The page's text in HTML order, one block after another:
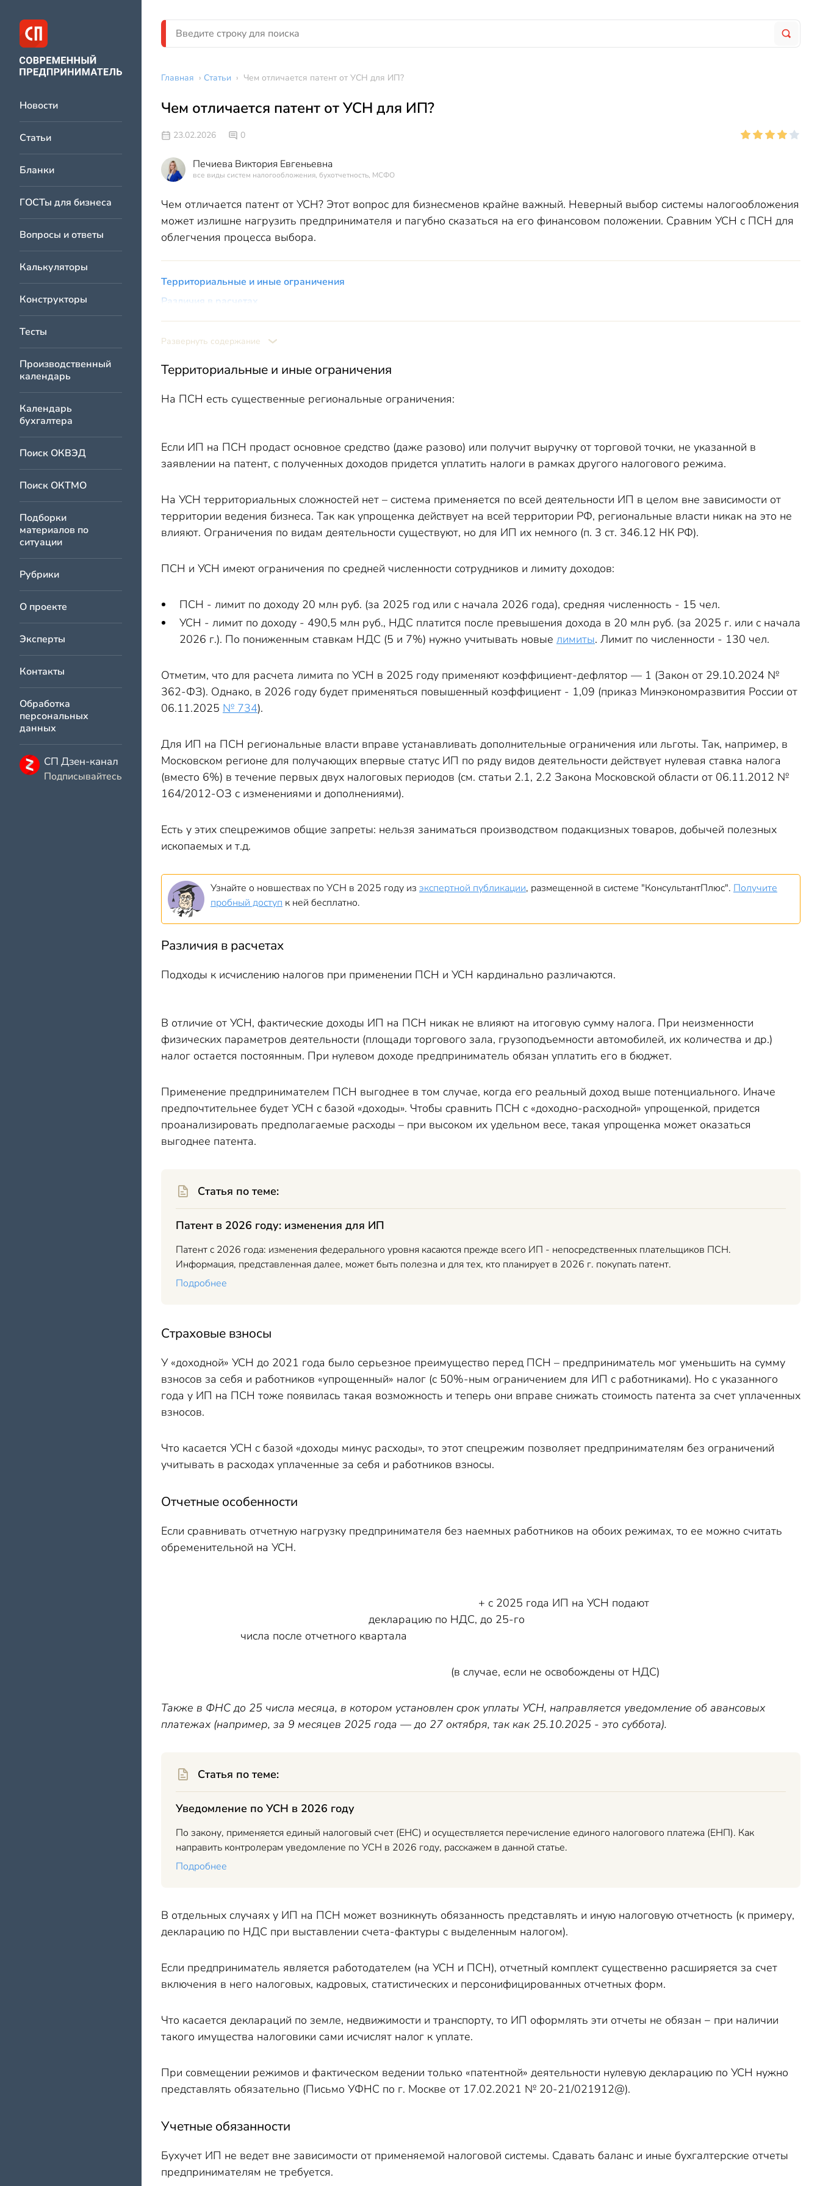
Новости
Статьи
Бланки
ГОСТы для бизнеса
Вопросы и ответы
Калькуляторы
Конструкторы
Тесты
Производственный
календарь
Календарь
бухгалтера
Поиск ОКВЭД
Поиск ОКТМО
Подборки
материалов по
ситуации
Рубрики
О проекте
Эксперты
Контакты
Обработка
персональных
данных
СП Дзен-канал
Подписывайтесь
Главная › Статьи › Чем отличается патент от УСН для ИП?
Чем отличается патент от УСН для ИП?
23.02.2026 0
Печиева Виктория Евгеньевна
все виды систем налогообложения, бухотчетность, МСФО
Чем отличается патент от УСН? Этот вопрос для бизнесменов крайне важный. Неверный выбор системы налогообложения
может излишне нагрузить предпринимателя и пагубно сказаться на его финансовом положении. Сравним УСН с ПСН для
облегчения процесса выбора.
Территориальные и иные ограничения
Различия в расчетах
Страховые взносы
Отчетные особенности
Платежные тонкости
Как сделать выбор УСН или ПСН
Развернуть содержание
Территориальные и иные ограничения
На ПСН есть существенные региональные ограничения:
Если ИП на ПСН продаст основное средство (даже разово) или получит выручку от торговой точки, не указанной в
заявлении на патент, с полученных доходов придется уплатить налоги в рамках другого налогового режима.
На УСН территориальных сложностей нет – система применяется по всей деятельности ИП в целом вне зависимости от
территории ведения бизнеса. Так как упрощенка действует на всей территории РФ, региональные власти никак на это не
влияют. Ограничения по видам деятельности существуют, но для ИП их немного (п. 3 ст. 346.12 НК РФ).
ПСН и УСН имеют ограничения по средней численности сотрудников и лимиту доходов:
ПСН - лимит по доходу 20 млн руб. (за 2025 год или с начала 2026 года), средняя численность - 15 чел.
УСН - лимит по доходу - 490,5 млн руб., НДС платится после превышения дохода в 20 млн руб. (за 2025 г. или с начала
2026 г.). По пониженным ставкам НДС (5 и 7%) нужно учитывать новые лимиты. Лимит по численности - 130 чел.
Отметим, что для расчета лимита по УСН в 2025 году применяют коэффициент-дефлятор — 1 (Закон от 29.10.2024 №
362-ФЗ). Однако, в 2026 году будет применяться повышенный коэффициент - 1,09 (приказ Минэкономразвития России от
06.11.2025 № 734).
Для ИП на ПСН региональные власти вправе устанавливать дополнительные ограничения или льготы. Так, например, в
Московском регионе для получающих впервые статус ИП по ряду видов деятельности действует нулевая ставка налога
(вместо 6%) в течение первых двух налоговых периодов (см. статьи 2.1, 2.2 Закона Московской области от 06.11.2012 №
164/2012-ОЗ с изменениями и дополнениями).
Есть у этих спецрежимов общие запреты: нельзя заниматься производством подакцизных товаров, добычей полезных
ископаемых и т.д.
Узнайте о новшествах по УСН в 2025 году из экспертной публикации, размещенной в системе "КонсультантПлюс". Получите
пробный доступ к ней бесплатно.
Различия в расчетах
Подходы к исчислению налогов при применении ПСН и УСН кардинально различаются.
В отличие от УСН, фактические доходы ИП на ПСН никак не влияют на итоговую сумму налога. При неизменности
физических параметров деятельности (площади торгового зала, грузоподъемности автомобилей, их количества и др.)
налог остается постоянным. При нулевом доходе предприниматель обязан уплатить его в бюджет.
Применение предпринимателем ПСН выгоднее в том случае, когда его реальный доход выше потенциального. Иначе
предпочтительнее будет УСН с базой «доходы». Чтобы сравнить ПСН с «доходно-расходной» упрощенкой, придется
проанализировать предполагаемые расходы – при высоком их удельном весе, такая упрощенка может оказаться
выгоднее патента.
Статья по теме:
Патент в 2026 году: изменения для ИП
Патент с 2026 года: изменения федерального уровня касаются прежде всего ИП - непосредственных плательщиков ПСН.
Информация, представленная далее, может быть полезна и для тех, кто планирует в 2026 г. покупать патент.
Подробнее
Страховые взносы
У «доходной» УСН до 2021 года было серьезное преимущество перед ПСН – предприниматель мог уменьшить на сумму
взносов за себя и работников «упрощенный» налог (с 50%-ным ограничением для ИП с работниками). Но с указанного
года у ИП на ПСН тоже появилась такая возможность и теперь они вправе снижать стоимость патента за счет уплаченных
взносов.
Что касается УСН с базой «доходы минус расходы», то этот спецрежим позволяет предпринимателям без ограничений
учитывать в расходах уплаченные за себя и работников взносы.
Отчетные особенности
Если сравнивать отчетную нагрузку предпринимателя без наемных работников на обоих режимах, то ее можно считать
обременительной на УСН.
+ с 2025 года ИП на УСН подают
декларацию по НДС, до 25-го
числа после отчетного квартала
(в случае, если не освобождены от НДС)
Также в ФНС до 25 числа месяца, в котором установлен срок уплаты УСН, направляется уведомление об авансовых
платежах (например, за 9 месяцев 2025 года — до 27 октября, так как 25.10.2025 - это суббота).
Статья по теме:
Уведомление по УСН в 2026 году
По закону, применяется единый налоговый счет (ЕНС) и осуществляется перечисление единого налогового платежа (ЕНП). Как
направить контролерам уведомление по УСН в 2026 году, расскажем в данной статье.
Подробнее
В отдельных случаях у ИП на ПСН может возникнуть обязанность представлять и иную налоговую отчетность (к примеру,
декларацию по НДС при выставлении счета-фактуры с выделенным налогом).
Если предприниматель является работодателем (на УСН и ПСН), отчетный комплект существенно расширяется за счет
включения в него налоговых, кадровых, статистических и персонифицированных отчетных форм.
Что касается деклараций по земле, недвижимости и транспорту, то ИП оформлять эти отчеты не обязан − при наличии
такого имущества налоговики сами исчислят налог к уплате.
При совмещении режимов и фактическом ведении только «патентной» деятельности нулевую декларацию по УСН нужно
представлять обязательно (Письмо УФНС по г. Москве от 17.02.2021 № 20-21/021912@).
Учетные обязанности
Бухучет ИП не ведет вне зависимости от применяемой налоговой системы. Сдавать баланс и иные бухгалтерские отчеты
предпринимателям не требуется.